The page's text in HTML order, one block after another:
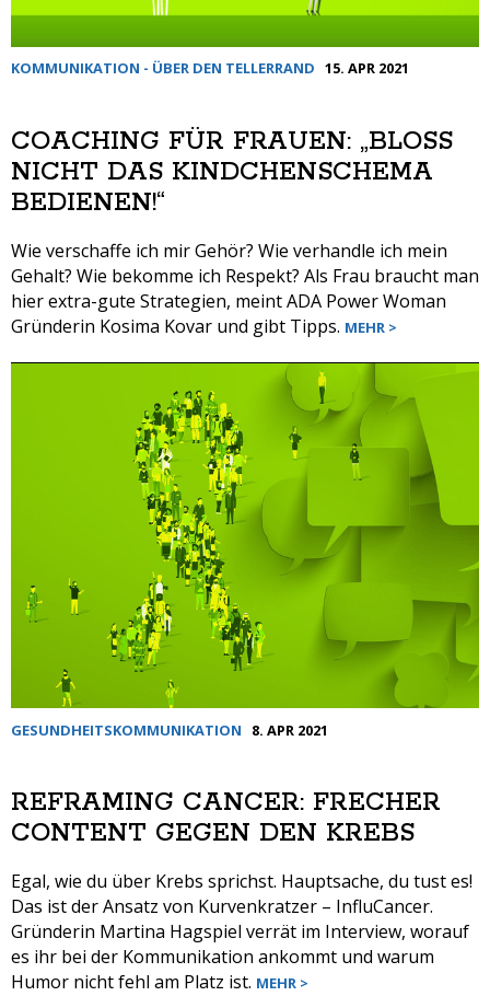
KOMMUNIKATION - ÜBER DEN TELLERRAND 15. APR 2021
COACHING FÜR FRAUEN: „BLOSS N
ICHT DAS KINDCHENSCHEMA B
EDIENEN!“
Wie verschaffe ich mir Gehör? Wie verhandle ich mein
Gehalt? Wie bekomme ich Respekt? Als Frau braucht man
hier extra-gute Strategien, meint ADA Power Woman
Gründerin Kosima Kovar und gibt Tipps. MEHR >
GESUNDHEITSKOMMUNIKATION 8. APR 2021
REFRAMING CANCER: FRECHER
CONTENT GEGEN DEN KREBS
Egal, wie du über Krebs sprichst. Hauptsache, du tust es!
Das ist der Ansatz von Kurvenkratzer – InfluCancer.
Gründerin Martina Hagspiel verrät im Interview, worauf
es ihr bei der Kommunikation ankommt und warum
Humor nicht fehl am Platz ist. MEHR >